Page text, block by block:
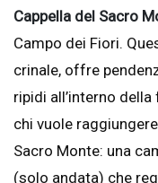
Cappella del Sacro
Campo dei Fiori.
crinale, offre
ripidi all’interno
chi vuole
Sacro Monte: una
(solo andata) che